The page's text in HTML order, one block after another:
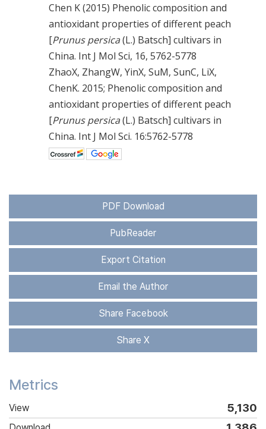
Chen K (2015) Phenolic composition and
antioxidant properties of different peach
[Prunus persica(L.) Batsch] cultivars in
China. Int J Mol Sci, 16, 5762-5778
ZhaoX, ZhangW, YinX, SuM, SunC, LiX,
ChenK. 2015; Phenolic composition and
antioxidant properties of different peach
[Prunus persica(L.) Batsch] cultivars in
China. Int J Mol Sci. 16:5762-5778
PDF Download
PubReader
Export Citation
Email the Author
Share Facebook
Share X
Metrics
View 5,130